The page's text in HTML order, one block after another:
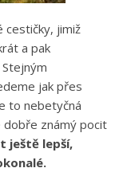
cestičky, jimiž
a pak
jak přes
to nebetyčná
dobře známý pocit
ještě lepší,